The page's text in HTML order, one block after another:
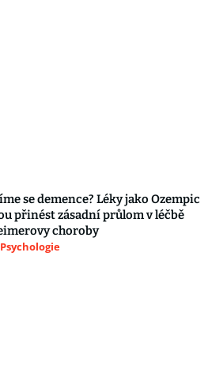
se demence? Léky jako Ozempic
přinést zásadní průlom v léčbě
choroby